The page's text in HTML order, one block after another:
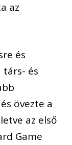
az
és
és
övezte a
az első
Game